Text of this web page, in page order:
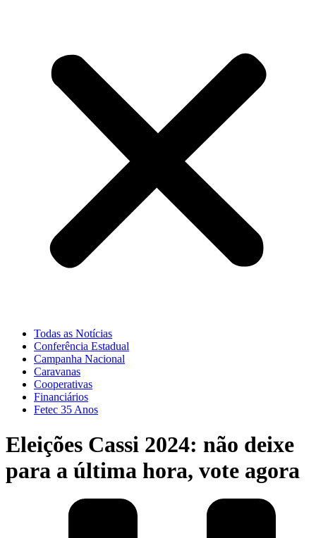
Todas as Notícias
Conferência Estadual
Campanha Nacional
Caravanas
Cooperativas
Financiários
Fetec 35 Anos
Eleições Cassi 2024: não deixe
para a última hora, vote agora